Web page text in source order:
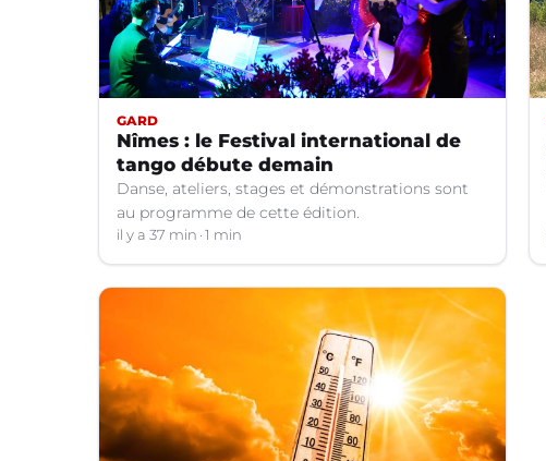
GARD
Nîmes : le Festival international de
tango débute demain
Danse, ateliers, stages et démonstrations sont
au programme de cette édition.
il y a 37 min 1 min